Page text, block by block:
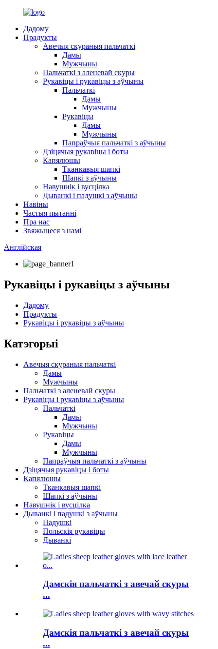
Дадому
Прадукты
Авечыя скураныя пальчаткі
Дамы
Мужчыны
Пальчаткі з аленевай скуры
Рукавіцы і рукавіцы з аўчыны
Пальчаткі
Дамы
Мужчыны
Рукавіцы
Дамы
Мужчыны
Папраўчыя пальчаткі з аўчыны
Дзіцячыя рукавіцы і боты
Капялюшы
Тканкавыя шапкі
Шапкі з аўчыны
Навушнік і вусцілка
Дыванкі і падушкі з аўчыны
Навіны
Частыя пытанні
Пра нас
Звяжыцеся з намі
Англійская
Рукавіцы і рукавіцы з аўчыны
Дадому
Прадукты
Рукавіцы і рукавіцы з аўчыны
Катэгорыі
Авечыя скураныя пальчаткі
Дамы
Мужчыны
Пальчаткі з аленевай скуры
Рукавіцы і рукавіцы з аўчыны
Пальчаткі
Дамы
Мужчыны
Рукавіцы
Дамы
Мужчыны
Папраўчыя пальчаткі з аўчыны
Дзіцячыя рукавіцы і боты
Капялюшы
Тканкавыя шапкі
Шапкі з аўчыны
Навушнік і вусцілка
Дыванкі і падушкі з аўчыны
Падушкі
Польскія рукавіцы
Дыванкі
Дамскія пальчаткі з авечай скуры
...
Дамскія пальчаткі з авечай скуры
...